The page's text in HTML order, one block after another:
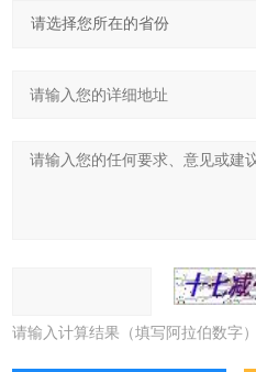
请输入计算结果（填写阿拉伯数字